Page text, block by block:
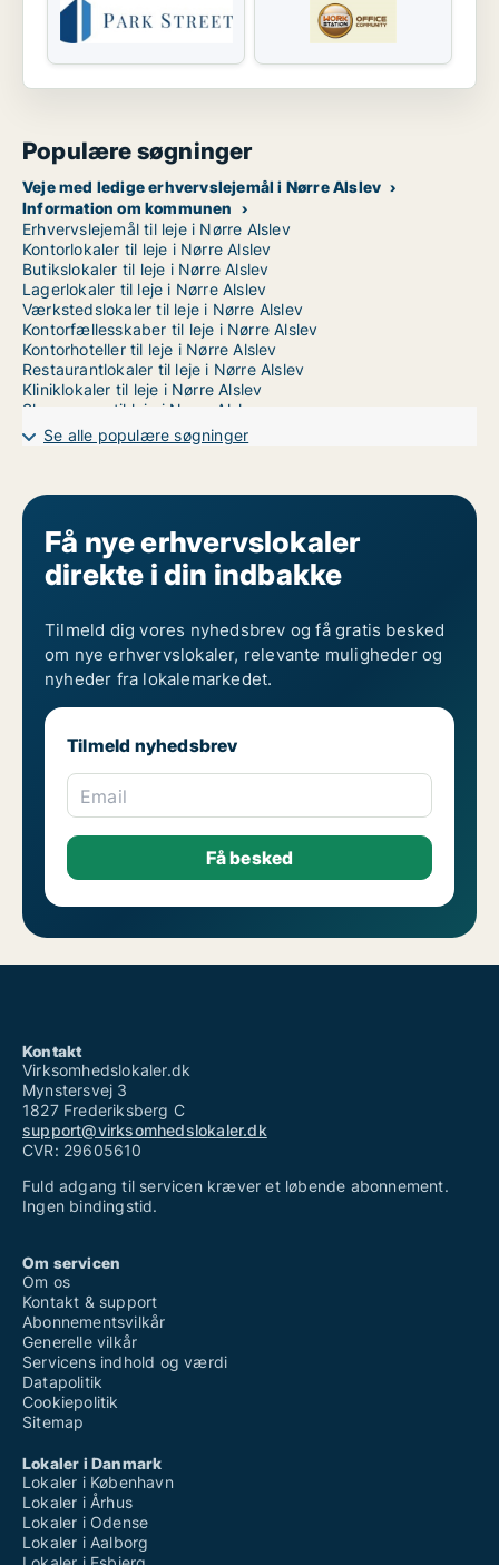
Populære søgninger
Veje med ledige erhvervslejemål i Nørre Alslev
Information om kommunen
Erhvervslejemål til leje i Nørre Alslev
Kontorlokaler til leje i Nørre Alslev
Butikslokaler til leje i Nørre Alslev
Lagerlokaler til leje i Nørre Alslev
Værkstedslokaler til leje i Nørre Alslev
Kontorfællesskaber til leje i Nørre Alslev
Kontorhoteller til leje i Nørre Alslev
Restaurantlokaler til leje i Nørre Alslev
Kliniklokaler til leje i Nørre Alslev
Showrooms til leje i Nørre Alslev
Erhvervslokaler til leje i Nørre Alslev
Erhvervsgrunde til leje i Nørre Alslev
Se alle populære søgninger
Få nye erhvervslokaler
direkte i din indbakke
Tilmeld dig vores nyhedsbrev og få gratis besked
om nye erhvervslokaler, relevante muligheder og
nyheder fra lokalemarkedet.
Tilmeld nyhedsbrev
Email
Kontakt
Virksomhedslokaler.dk
Mynstersvej 3
1827 Frederiksberg C
support@virksomhedslokaler.dk
CVR: 29605610
Fuld adgang til servicen kræver et løbende abonnement.
Ingen bindingstid.
Om servicen
Om os
Kontakt & support
Abonnementsvilkår
Generelle vilkår
Servicens indhold og værdi
Datapolitik
Cookiepolitik
Sitemap
Lokaler i Danmark
Lokaler i København
Lokaler i Århus
Lokaler i Odense
Lokaler i Aalborg